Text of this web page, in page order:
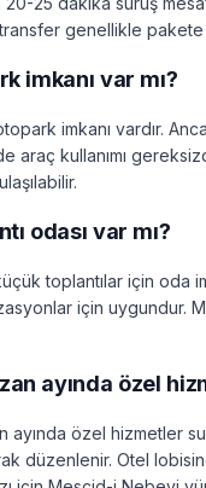
genellikle pakete
imkanı var mı?
otopark imkanı vardır.
araç kullanımı
odası var mı?
toplantılar için oda
için uygundur.
ayında özel
ayında özel hizmetler
düzenlenir. Otel